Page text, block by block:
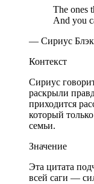
The ones
And you
— Сириус Блэк
Контекст
Сириус
раскрыли
приходится
который
семьи.
Значение
Эта цитата
всей саги —